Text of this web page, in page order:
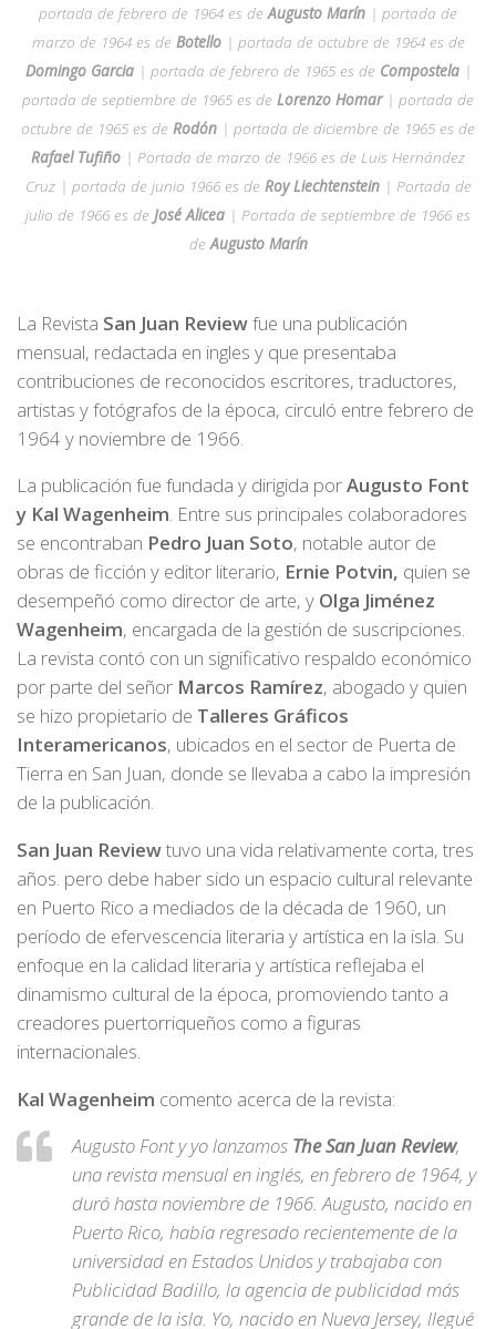
portada de febrero de 1964 es de Augusto Marín | portada de
marzo de 1964 es de Botello| portada de octubre de 1964 es de
Domingo Garcia| portada de febrero de 1965 es de Compostela|
portada de septiembre de 1965 es de Lorenzo Homar| portada de
octubre de 1965 es de Rodón | portada de diciembre de 1965 es de
Rafael Tufiño | Portada de marzo de 1966 es de Luis Hernández
Cruz | portada de junio 1966 es de Roy Liechtenstein| Portada de
julio de 1966 es de José Alicea | Portada de septiembre de 1966 es
de Augusto Marín
La Revista San Juan Reviewfue una publicación
mensual, redactada en ingles y que presentaba
contribuciones de reconocidos escritores, traductores,
artistas y fotógrafos de la época, circuló entre febrero de
1964 y noviembre de 1966.
La publicación fue fundada y dirigida porAugusto Font
y Kal Wagenheim. Entre sus principales colaboradores
se encontraban Pedro Juan Soto, notable autor de
obras de ficción y editor literario, Ernie Potvin, quien se
desempeñó como director de arte, y Olga Jiménez
Wagenheim, encargada de la gestión de suscripciones.
La revista contó con un significativo respaldo económico
por parte del señor Marcos Ramírez, abogado y quien
se hizo propietario de Talleres Gráficos
Interamericanos, ubicados en el sector de Puerta de
Tierra en San Juan, donde se llevaba a cabo la impresión
de la publicación.
San Juan Reviewtuvo una vida relativamente corta, tres
años. pero debe haber sido un espacio cultural relevante
en Puerto Rico a mediados de la década de 1960, un
período de efervescencia literaria y artística en la isla. Su
enfoque en la calidad literaria y artística reflejaba el
dinamismo cultural de la época, promoviendo tanto a
creadores puertorriqueños como a figuras
internacionales.
Kal Wagenheim comento acerca de la revista:
Augusto Font y yo lanzamos The San Juan Review,
una revista mensual en inglés, en febrero de 1964, y
duró hasta noviembre de 1966. Augusto, nacido en
Puerto Rico, había regresado recientemente de la
universidad en Estados Unidos y trabajaba con
Publicidad Badillo, la agencia de publicidad más
grande de la isla. Yo, nacido en Nueva Jersey, llegué